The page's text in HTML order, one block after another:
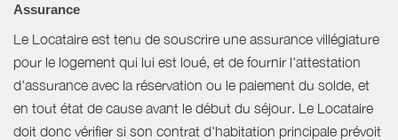
Assurance
Le Locataire est tenu de souscrire une assurance villégiature
pour le logement qui lui est loué, et de fournir l'attestation
d'assurance avec la réservation ou le paiement du solde, et
en tout état de cause avant le début du séjour. Le Locataire
doit donc vérifier si son contrat d'habitation principale prévoit